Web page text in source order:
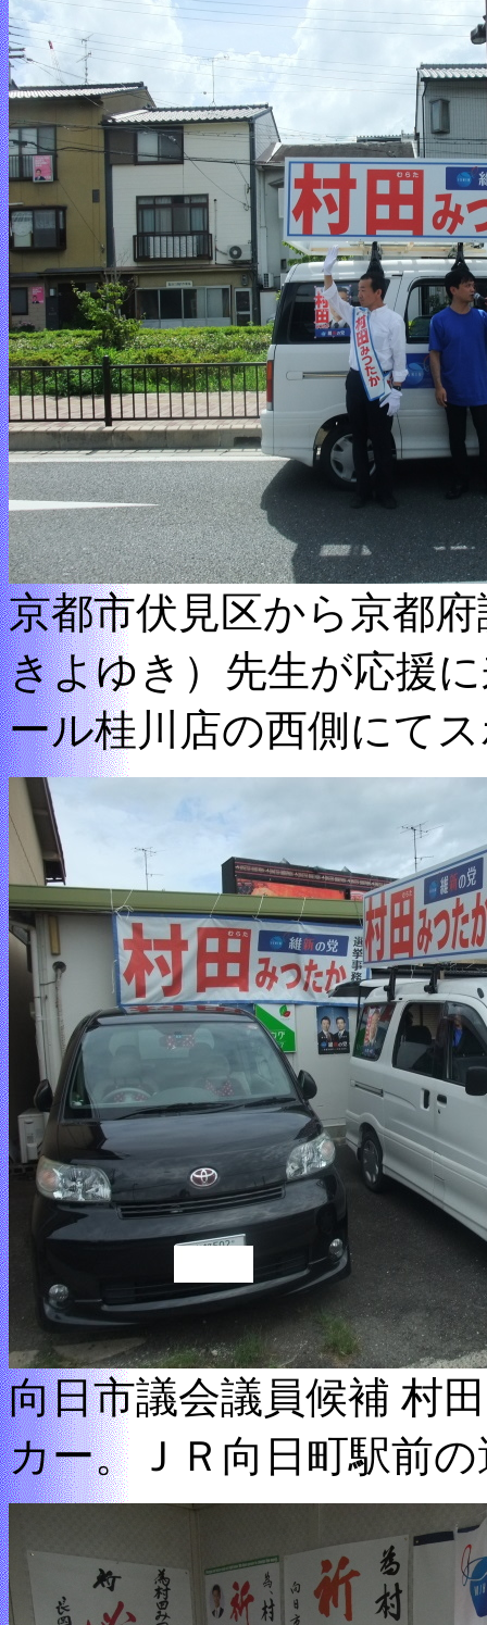
京都市伏見区から京都
きよゆき）先生が応援
ール桂川店の西側にて
向日市議会議員候補 村
カー。ＪＲ向日町駅前